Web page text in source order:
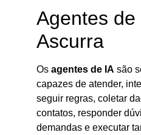
Agentes de
Ascurra
Os agentes de IA são
capazes de atender,
seguir regras, coletar
contatos, responder
demandas e executar